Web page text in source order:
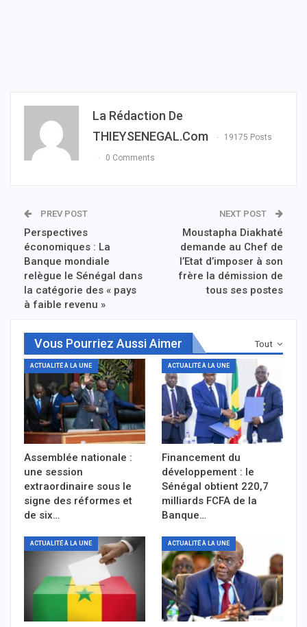
La Rédaction De
THIEYSENEGAL.com
19175 Posts
0 Comments
PREV POST
Perspectives
économiques : La
Banque mondiale
relègue le Sénégal dans
la catégorie des « pays
à faible revenu »
NEXT POST
Moustapha Diakhaté
demande au Chef de
l’Etat d’imposer à son
frère la démission de
tous ses postes
Tout
Vous Pourriez Aussi Aimer
ACTUALITÉ À LA UNE
Assemblée nationale :
une session
extraordinaire sous le
signe des réformes et
de six…
ACTUALITÉ À LA UNE
Financement du
développement : le
Sénégal obtient 220,7
milliards FCFA de la
Banque…
ACTUALITÉ À LA UNE ACTUALITÉ À LA UNE